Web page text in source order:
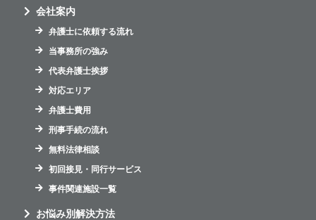
会社案内
弁護士に依頼する流れ
当事務所の強み
代表弁護士挨拶
対応エリア
弁護士費用
刑事手続の流れ
無料法律相談
初回接見・同行サービス
事件関連施設一覧
お悩み別解決方法